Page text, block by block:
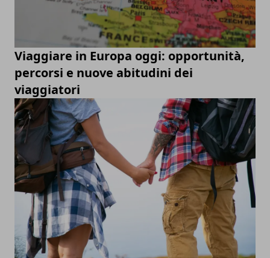
Viaggiare in Europa oggi: opportunità,
percorsi e nuove abitudini dei
viaggiatori